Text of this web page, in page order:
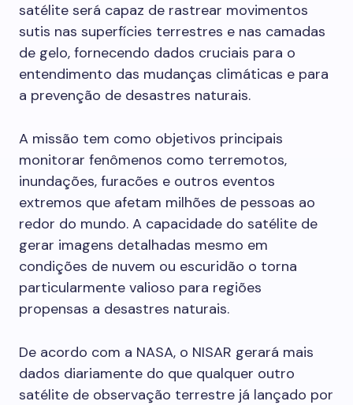
satélite será capaz de rastrear movimentos
sutis nas superfícies terrestres e nas camadas
de gelo, fornecendo dados cruciais para o
entendimento das mudanças climáticas e para
a prevenção de desastres naturais.
A missão tem como objetivos principais
monitorar fenômenos como terremotos,
inundações, furacões e outros eventos
extremos que afetam milhões de pessoas ao
redor do mundo. A capacidade do satélite de
gerar imagens detalhadas mesmo em
condições de nuvem ou escuridão o torna
particularmente valioso para regiões
propensas a desastres naturais.
De acordo com a NASA, o NISAR gerará mais
dados diariamente do que qualquer outro
satélite de observação terrestre já lançado por